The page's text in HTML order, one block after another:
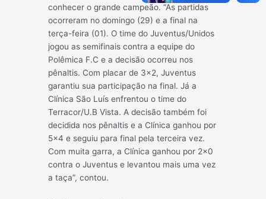
conhecer o grande campeão. “As partidas
ocorreram no domingo (29) e a final na
terça-feira (01). O time do Juventus/Unidos
jogou as semifinais contra a equipe do
Polêmica F.C e a decisão ocorreu nos
pênaltis. Com placar de 3×2, Juventus
garantiu sua participação na final. Já a
Clínica São Luís enfrentou o time do
Terracor/U.B Vista. A decisão também foi
decidida nos pênaltis e a Clínica ganhou por
5×4 e seguiu para final pela terceira vez.
Com muita garra, a Clínica ganhou por 2×0
contra o Juventus e levantou mais uma vez
a taça”, contou.